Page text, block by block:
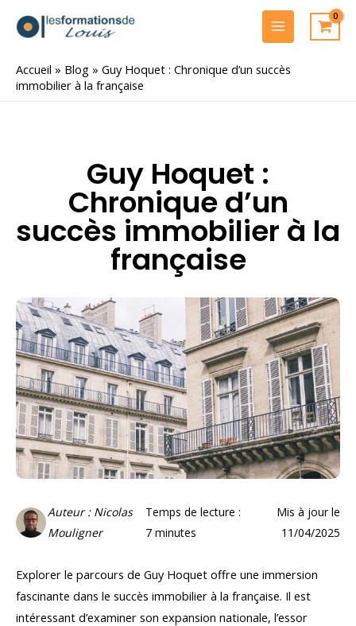
MAIN
MENU
Accueil » Blog » Guy Hoquet : Chronique d’un succès
immobilier à la française
Guy Hoquet :
Chronique d’un
succès immobilier à la
française
Auteur : Nicolas
Mouligner
Temps de lecture :
7minutes
Mis à jour le
11/04/2025
Explorer le parcours de Guy Hoquet offre une immersion
fascinante dans le succès immobilier à la française. Il est
intéressant d’examiner son expansion nationale, l’essor